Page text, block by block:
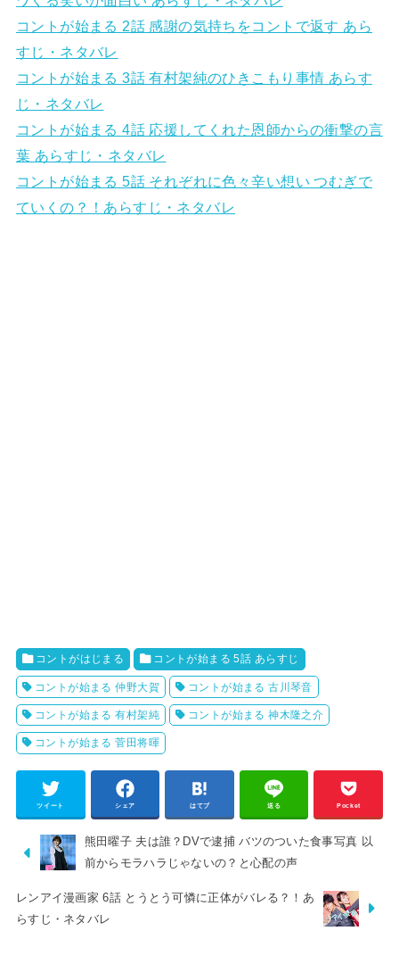
コントが始まる 2話 感謝の気持ちをコントで返す あら
すじ・ネタバレ
コントが始まる 3話 有村架純のひきこもり事情 あらす
じ・ネタバレ
コントが始まる 4話 応援してくれた恩師からの衝撃の言
葉 あらすじ・ネタバレ
コントが始まる 5話 それぞれに色々辛い想い つむぎで
ていくの？！あらすじ・ネタバレ
コントがはじまる コントが始まる 5話 あらすじ
コントが始まる 仲野大賀 コントが始まる 古川琴音
コントが始まる 有村架純 コントが始まる 神木隆之介
コントが始まる 菅田将暉
ツイート シェア はてブ 送る Pocket
熊田曜子 夫は誰？DVで逮捕 バツのついた食事写真 以
前からモラハラじゃないの？と心配の声
レンアイ漫画家 6話 とうとう可憐に正体がバレる？！あ
らすじ・ネタバレ